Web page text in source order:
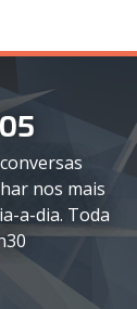
nos mais
a-dia. Toda